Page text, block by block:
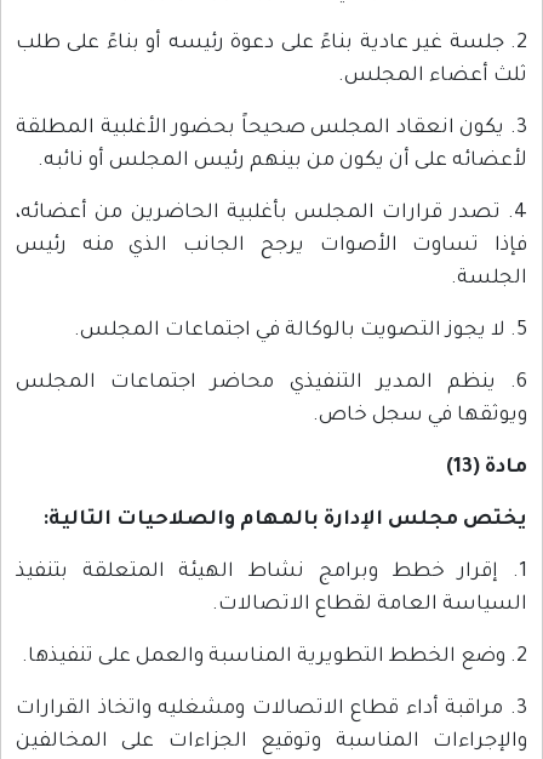
2. جلسة غير عادية بناءً على دعوة رئيسه أو بناءً على طلب
ثلث أعضاء المجلس.
3. يكون انعقاد المجلس صحيحاً بحضور الأغلبية المطلقة
لأعضائه على أن يكون من بينهم رئيس المجلس أو نائبه.
4. تصدر قرارات المجلس بأغلبية الحاضرين من أعضائه،
فإذا تساوت الأصوات يرجح الجانب الذي منه رئيس
الجلسة.
5. لا يجوز التصويت بالوكالة في اجتماعات المجلس.
6. ينظم المدير التنفيذي محاضر اجتماعات المجلس
ويوثقها في سجل خاص.
مادة (13)
يختص مجلس الإدارة بالمهام والصلاحيات التالية:
1. إقرار خطط وبرامج نشاط الهيئة المتعلقة بتنفيذ
السياسة العامة لقطاع الاتصالات.
2. وضع الخطط التطويرية المناسبة والعمل على تنفيذها.
3. مراقبة أداء قطاع الاتصالات ومشغليه واتخاذ القرارات
والإجراءات المناسبة وتوقيع الجزاءات على المخالفين